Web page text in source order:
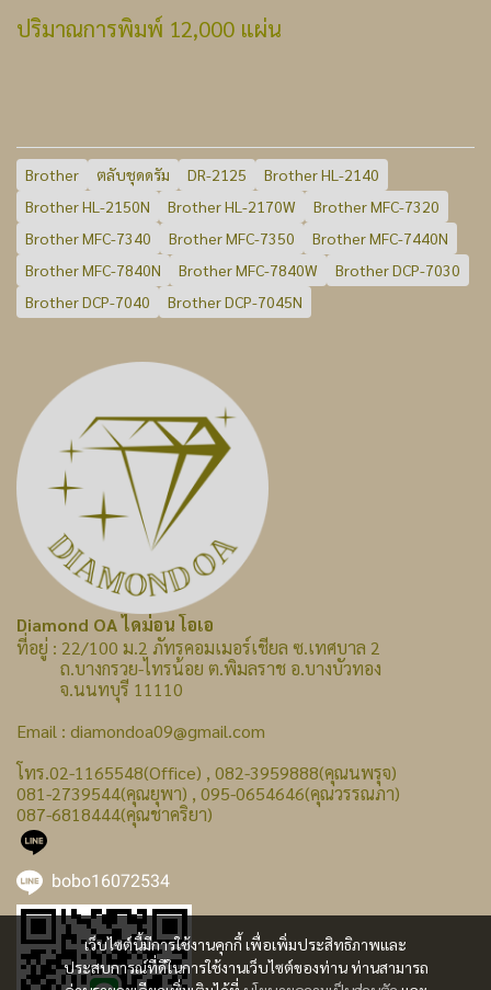
ปริมาณการพิมพ์ 12,000 แผ่น
Brother ตลับชุดดรัม DR-2125
Brother HL-2140
Brother HL-2150N
Brother HL-2170W
Brother MFC-7320
Brother MFC-7340
Brother MFC-7350
Brother MFC-7440N
Brother MFC-7840N
Brother MFC-7840W
Brother DCP-7030
Brother DCP-7040
Brother DCP-7045N
เว็บไซต์นี้มีการใช้งานคุกกี้ เพื่อเพิ่มประสิทธิภาพและ
ประสบการณ์ที่ดีในการใช้งานเว็บไซต์ของท่าน ท่านสามารถ
Diamond OA ไดม่อน โอเอ
ที่อยู่ : 22/100 ม.2 ภัทรคอมเมอร์เชียล ซ.เทศบาล 2
ถ.บางกรวย-ไทรน้อย ต.พิมลราช อ.บางบัวทอง
จ.นนทบุรี 11110
Email : diamondoa09@gmail.com
โทร.02-1165548(Office) , 082-3959888(คุณนพรุจ)
081-2739544(คุณยุพา) , 095-0654646(คุณวรรณภา)
087-6818444(คุณชาคริยา)
bobo16072534